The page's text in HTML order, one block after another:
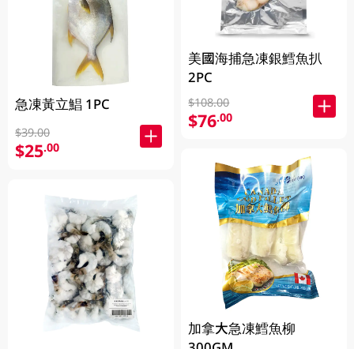
急凍黃立鯧 1PC
$39.00
$25.00
美國海捕急凍銀鱈魚扒
2PC
$108.00
$76.00
加拿大急凍鱈魚柳